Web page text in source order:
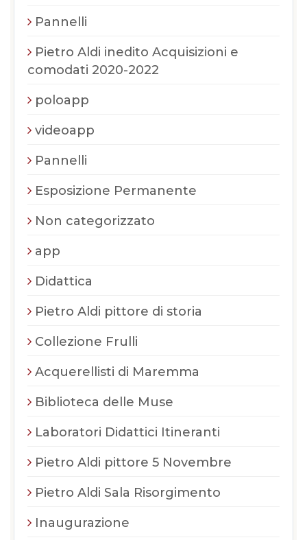
Pannelli
Pietro Aldi inedito Acquisizioni e
comodati 2020-2022
poloapp
videoapp
Pannelli
Esposizione Permanente
Non categorizzato
app
Didattica
Pietro Aldi pittore di storia
Collezione Frulli
Acquerellisti di Maremma
Biblioteca delle Muse
Laboratori Didattici Itineranti
Pietro Aldi pittore 5 Novembre
Pietro Aldi Sala Risorgimento
Inaugurazione